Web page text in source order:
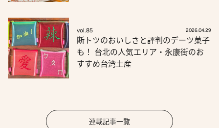
vol.85 2026.04.29
断トツのおいしさと評判のデーツ菓子
も！ 台北の人気エリア・永康街のお
すすめ台湾土産
連載記事一覧